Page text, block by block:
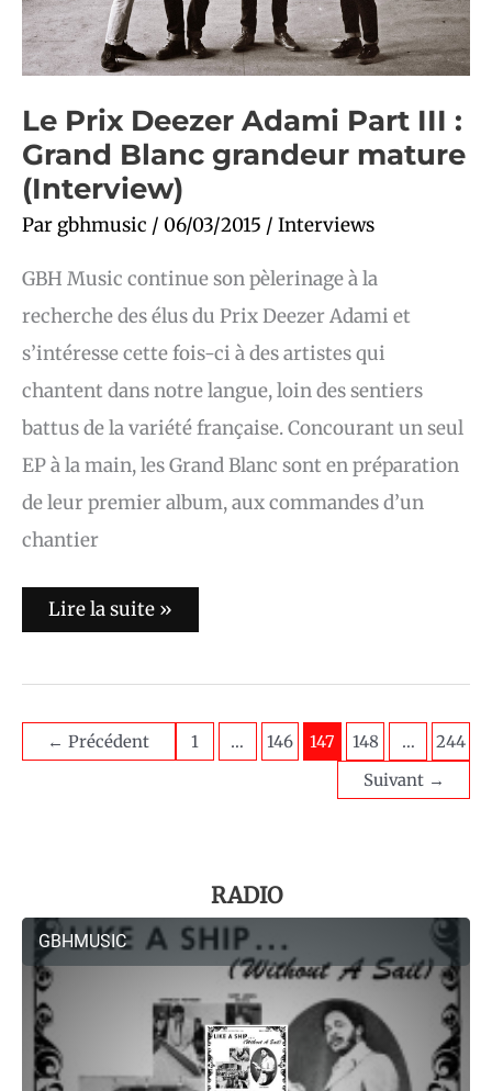
Le Prix Deezer Adami Part III :
Grand Blanc grandeur mature
(Interview)
Par gbhmusic / 06/03/2015 / Interviews
GBH Music continue son pèlerinage à la
recherche des élus du Prix Deezer Adami et
s’intéresse cette fois-ci à des artistes qui
chantent dans notre langue, loin des sentiers
battus de la variété française. Concourant un seul
EP à la main, les Grand Blanc sont en préparation
de leur premier album, aux commandes d’un
chantier
Lire la suite »
← Précédent 1 … 146 147 148 …
244
Suivant →
RADIO